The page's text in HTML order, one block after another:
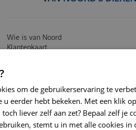
Wie is van Noord
Klantenkaart
Sitemap
Privacy policy
Google review geven?
Contact
om de gebruikerservaring te
eerder hebt bekeken. Met een klik
liever zelf aan zet? Bepaal zelf je
stemt u in met alle cookies